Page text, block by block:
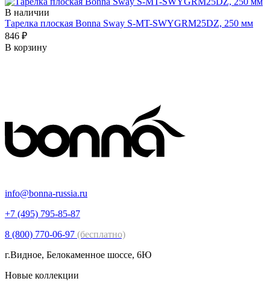
В наличии
Тарелка плоская Bonna Sway S-MT-SWYGRM25DZ, 250 мм
846 ₽
В корзину
info@bonna-russia.ru
+7 (495) 795-85-87
8 (800) 770-06-97 (бесплатно)
г.Видное, Белокаменное шоссе, 6Ю
Новые коллекции